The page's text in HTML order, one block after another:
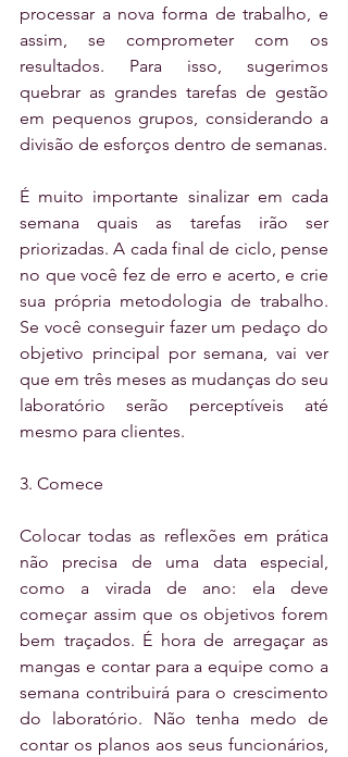
processar a nova forma de trabalho, e
assim, se comprometer com os
resultados. Para isso, sugerimos
quebrar as grandes tarefas de gestão
em pequenos grupos, considerando a
divisão de esforços dentro de semanas.
É muito importante sinalizar em cada
semana quais as tarefas irão ser
priorizadas. A cada final de ciclo, pense
no que você fez de erro e acerto, e crie
sua própria metodologia de trabalho.
Se você conseguir fazer um pedaço do
objetivo principal por semana, vai ver
que em três meses as mudanças do seu
laboratório serão perceptíveis até
mesmo para clientes.
3. Comece
Colocar todas as reflexões em prática
não precisa de uma data especial,
como a virada de ano: ela deve
começar assim que os objetivos forem
bem traçados. É hora de arregaçar as
mangas e contar para a equipe como a
semana contribuirá para o crescimento
do laboratório. Não tenha medo de
contar os planos aos seus funcionários,